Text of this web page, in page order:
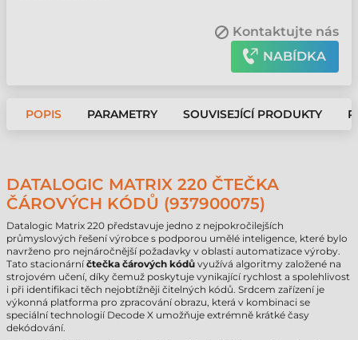
Kontaktujte nás
NABÍDKA
POPIS PARAMETRY SOUVISEJÍCÍ PRODUKTY
DATALOGIC MATRIX 220 ČTEČKA
ČÁROVÝCH KÓDŮ (937900075)
Datalogic Matrix 220 představuje jedno z nejpokročilejších
průmyslových řešení výrobce s podporou umělé inteligence, které bylo
navrženo pro nejnáročnější požadavky v oblasti automatizace výroby.
Tato stacionárníčtečka čárových kódů využívá algoritmy založené na
strojovém učení, díky čemuž poskytuje vynikající rychlost a spolehlivost
i při identifikaci těch nejobtížněji čitelných kódů. Srdcem zařízení je
výkonná platforma pro zpracování obrazu, která v kombinaci se
speciální technologií Decode X umožňuje extrémně krátké časy
dekódování.